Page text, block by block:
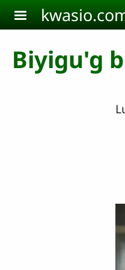
Aller au contenu
Biyigu'g